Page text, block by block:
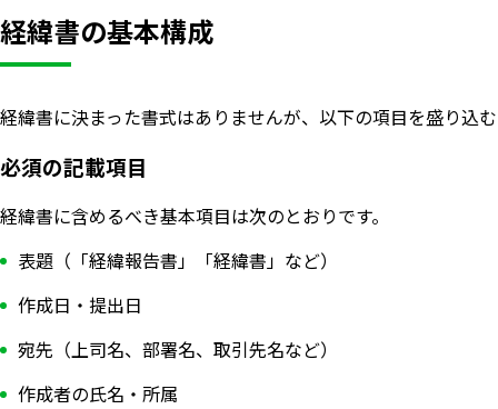
経緯書の基本構成
経緯書に決まった書式はありませんが、以下の項目を盛り込
必須の記載項目
経緯書に含めるべき基本項目は次のとおりです。
表題（「経緯報告書」「経緯書」など）
作成日・提出日
宛先（上司名、部署名、取引先名など）
作成者の氏名・所属